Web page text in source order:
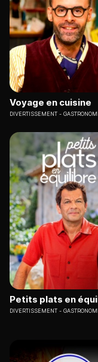
Voyage en cuisine
DIVERTISSEMENT
Petits plats en
DIVERTISSEMENT